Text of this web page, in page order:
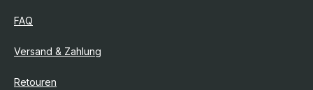
FAQ
Versand & Zahlung
Retouren